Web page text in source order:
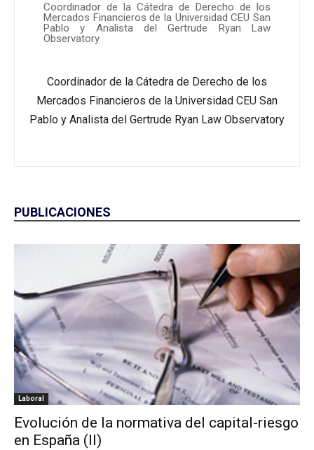
Coordinador de la Cátedra de Derecho de los
Mercados Financieros de la Universidad CEU San
Pablo y Analista del Gertrude Ryan Law
Observatory
Coordinador de la Cátedra de Derecho de los
Mercados Financieros de la Universidad CEU San
Pablo y Analista del Gertrude Ryan Law Observatory
PUBLICACIONES
Laboral
Evolución de la normativa del capital-riesgo
en España (II)